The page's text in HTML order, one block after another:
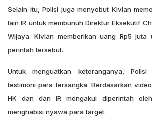
Selain itu, Polisi juga menyebut Kivlan
lain IR untuk membunuh Direktur Eksekutif
Wijaya. Kivlan memberikan uang Rp5 juta
perintah tersebut.
Untuk menguatkan keteranganya, Polisi
testimoni para tersangka. Berdasarkan
HK dan dan IR mengakui diperintah
menghabisi nyawa para target.